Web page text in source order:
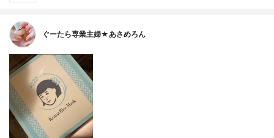
ぐーたら専業主婦★あさめろん